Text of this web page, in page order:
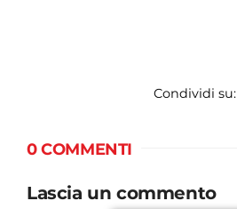
Condividi su:
0 COMMENTI
Lascia un commento